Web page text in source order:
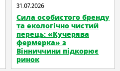
31.07.2026
Сила особистого бренду
та екологічно чистий
перець: «Кучерява
фермерка» з
Вінниччини підкорює
ринок